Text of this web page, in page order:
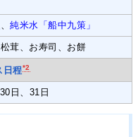
、純米水「船中九策」
茸、お寿司、お餅
日程*2
日、31日